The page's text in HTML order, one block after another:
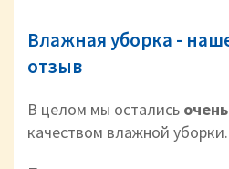
Влажная уборка -
отзыв
В целом мы остались
качеством влажной уборки.